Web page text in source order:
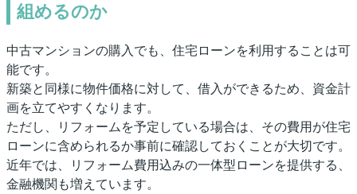
組めるのか
中古マンションの購入でも、住宅ローンを利用することは可
能です。
新築と同様に物件価格に対して、借入ができるため、資金計
画を立てやすくなります。
ただし、リフォームを予定している場合は、その費用が住宅
ローンに含められるか事前に確認しておくことが大切です。
近年では、リフォーム費用込みの一体型ローンを提供する、
金融機関も増えています。